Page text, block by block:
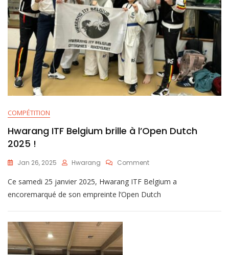
COMPÉTITION
Hwarang ITF Belgium brille à l’Open Dutch
2025 !
Jan 26, 2025 Hwarang Comment
Ce samedi 25 janvier 2025, Hwarang ITF Belgium a
encoremarqué de son empreinte l’Open Dutch